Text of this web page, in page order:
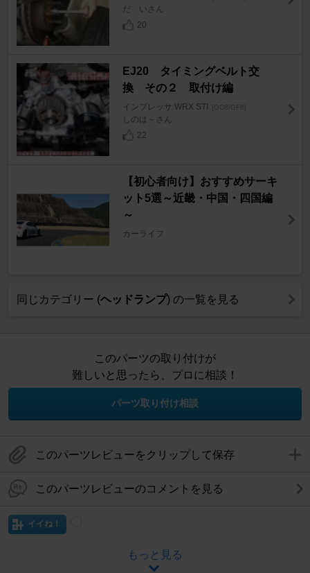
だ いさん
20
EJ20 タイミングベルト交
換 その２ 取付け編
インプレッサ WRX STI [GC8/GF8]
しのは～さん
22
【初心者向け】おすすめサーキ
ット5選～近畿・中国・四国編
～
カーライフ
同じカテゴリー (ヘッドランプ) の一覧を見る
このパーツの取り付けが
難しいと思ったら、プロに相談！
パーツ取り付け相談
このパーツレビューをクリップして保存
このパーツレビューのコメントを見る
イイね！
もっと見る